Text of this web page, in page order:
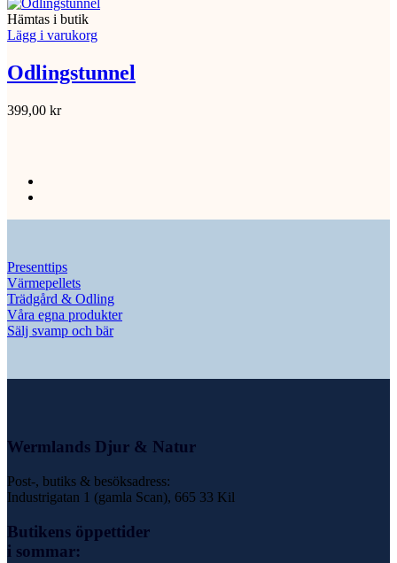
Hämtas i butik
Lägg i varukorg
Odlingstunnel
399,00 kr
Presenttips
Värmepellets
Trädgård & Odling
Våra egna produkter
Sälj svamp och bär
Wermlands Djur & Natur
Post-, butiks & besöksadress:
Industrigatan 1 (gamla Scan), 665 33 Kil
Butikens öppettider
i sommar: